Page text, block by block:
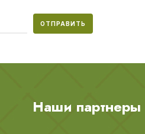
ОТПРАВИТЬ
Наши партнеры